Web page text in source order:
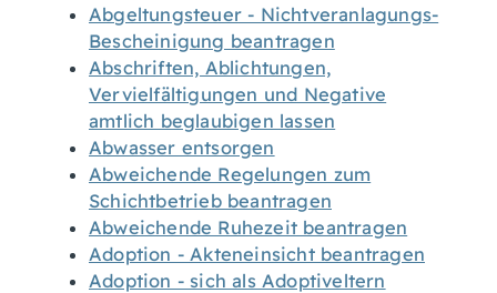
Abgeltungsteuer - Nichtveranlagungs-
Bescheinigung beantragen
Abschriften, Ablichtungen,
Vervielfältigungen und Negative
amtlich beglaubigen lassen
Abwasser entsorgen
Abweichende Regelungen zum
Schichtbetrieb beantragen
Abweichende Ruhezeit beantragen
Adoption - Akteneinsicht beantragen
Adoption - sich als Adoptiveltern